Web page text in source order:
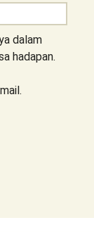
dalam
hadapan.